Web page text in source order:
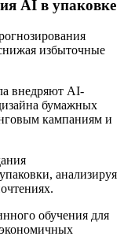
AI в упаковке
избыточные
внедряют AI-
бумажных
кампаниям и
анализируя
обучения для